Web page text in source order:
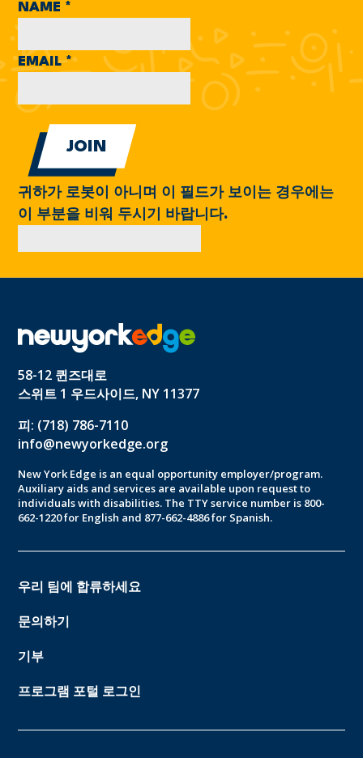
NAME *
EMAIL*
귀하가 로봇이 아니며 이 필드가 보이는 경우에는
이 부분을 비워 두시기 바랍니다.
58-12 퀸즈대로
스위트 1 우드사이드, NY 11377
피: (718) 786-7110
info@newyorkedge.org
New York Edge is an equal opportunity employer/program.
Auxiliary aids and services are available upon request to
individuals with disabilities. The TTY service number is 800-
662-1220 for English and 877-662-4886 for Spanish.
우리 팀에 합류하세요
문의하기
기부
프로그램 포털 로그인